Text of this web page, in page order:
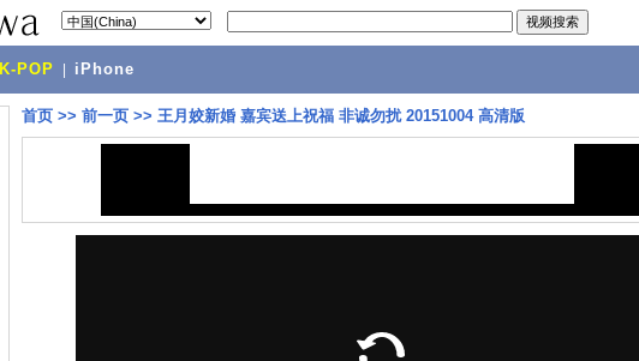
K-POP iPhone
首页 >> 前一页 >> 王月姣新婚 嘉宾送上祝福 非诚勿扰 20151004 高清版